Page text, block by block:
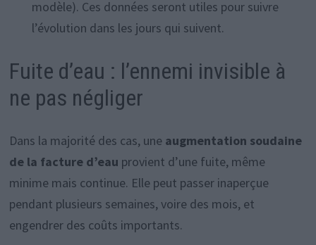
modèle). Ces données seront utiles pour suivre
l’évolution dans les jours qui suivent.
Fuite d’eau : l’ennemi invisible à
ne pas négliger
Dans la majorité des cas, une augmentation soudaine
de la facture d’eau provient d’une fuite, même
minime mais continue. Elle peut passer inaperçue
pendant plusieurs semaines, voire des mois, et
engendrer des coûts importants.